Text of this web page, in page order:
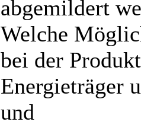
abgemildert
Welche
bei der
Energieträger
und